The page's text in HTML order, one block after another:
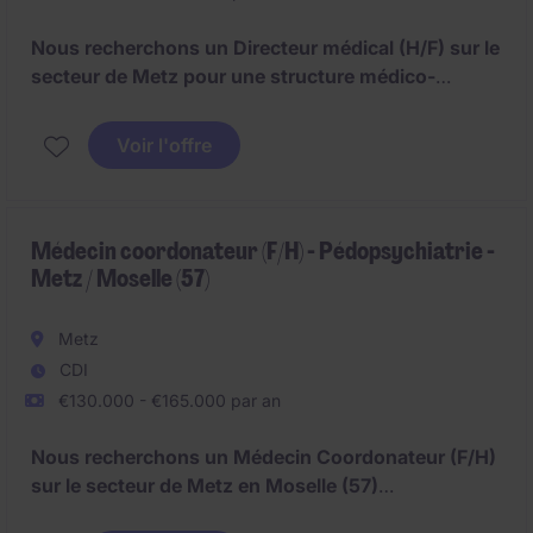
Nous recherchons un Directeur médical (H/F) sur le
secteur de Metz pour une structure médico-
étudiés :
- Médecin pédopsychiatre
- Médecin psychiatre avec connaissances des TND
- Médecin généraliste formé en pédospychiatrie.
Voir l'offre
Médecin coordonateur (F/H) - Pédopsychiatrie -
Metz / Moselle (57)
Metz
CDI
€130.000 - €165.000 par an
Nous recherchons un Médecin Coordonateur (F/H)
sur le secteur de Metz en Moselle (57)